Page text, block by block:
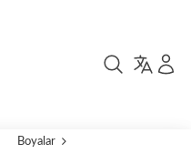
Boyalar